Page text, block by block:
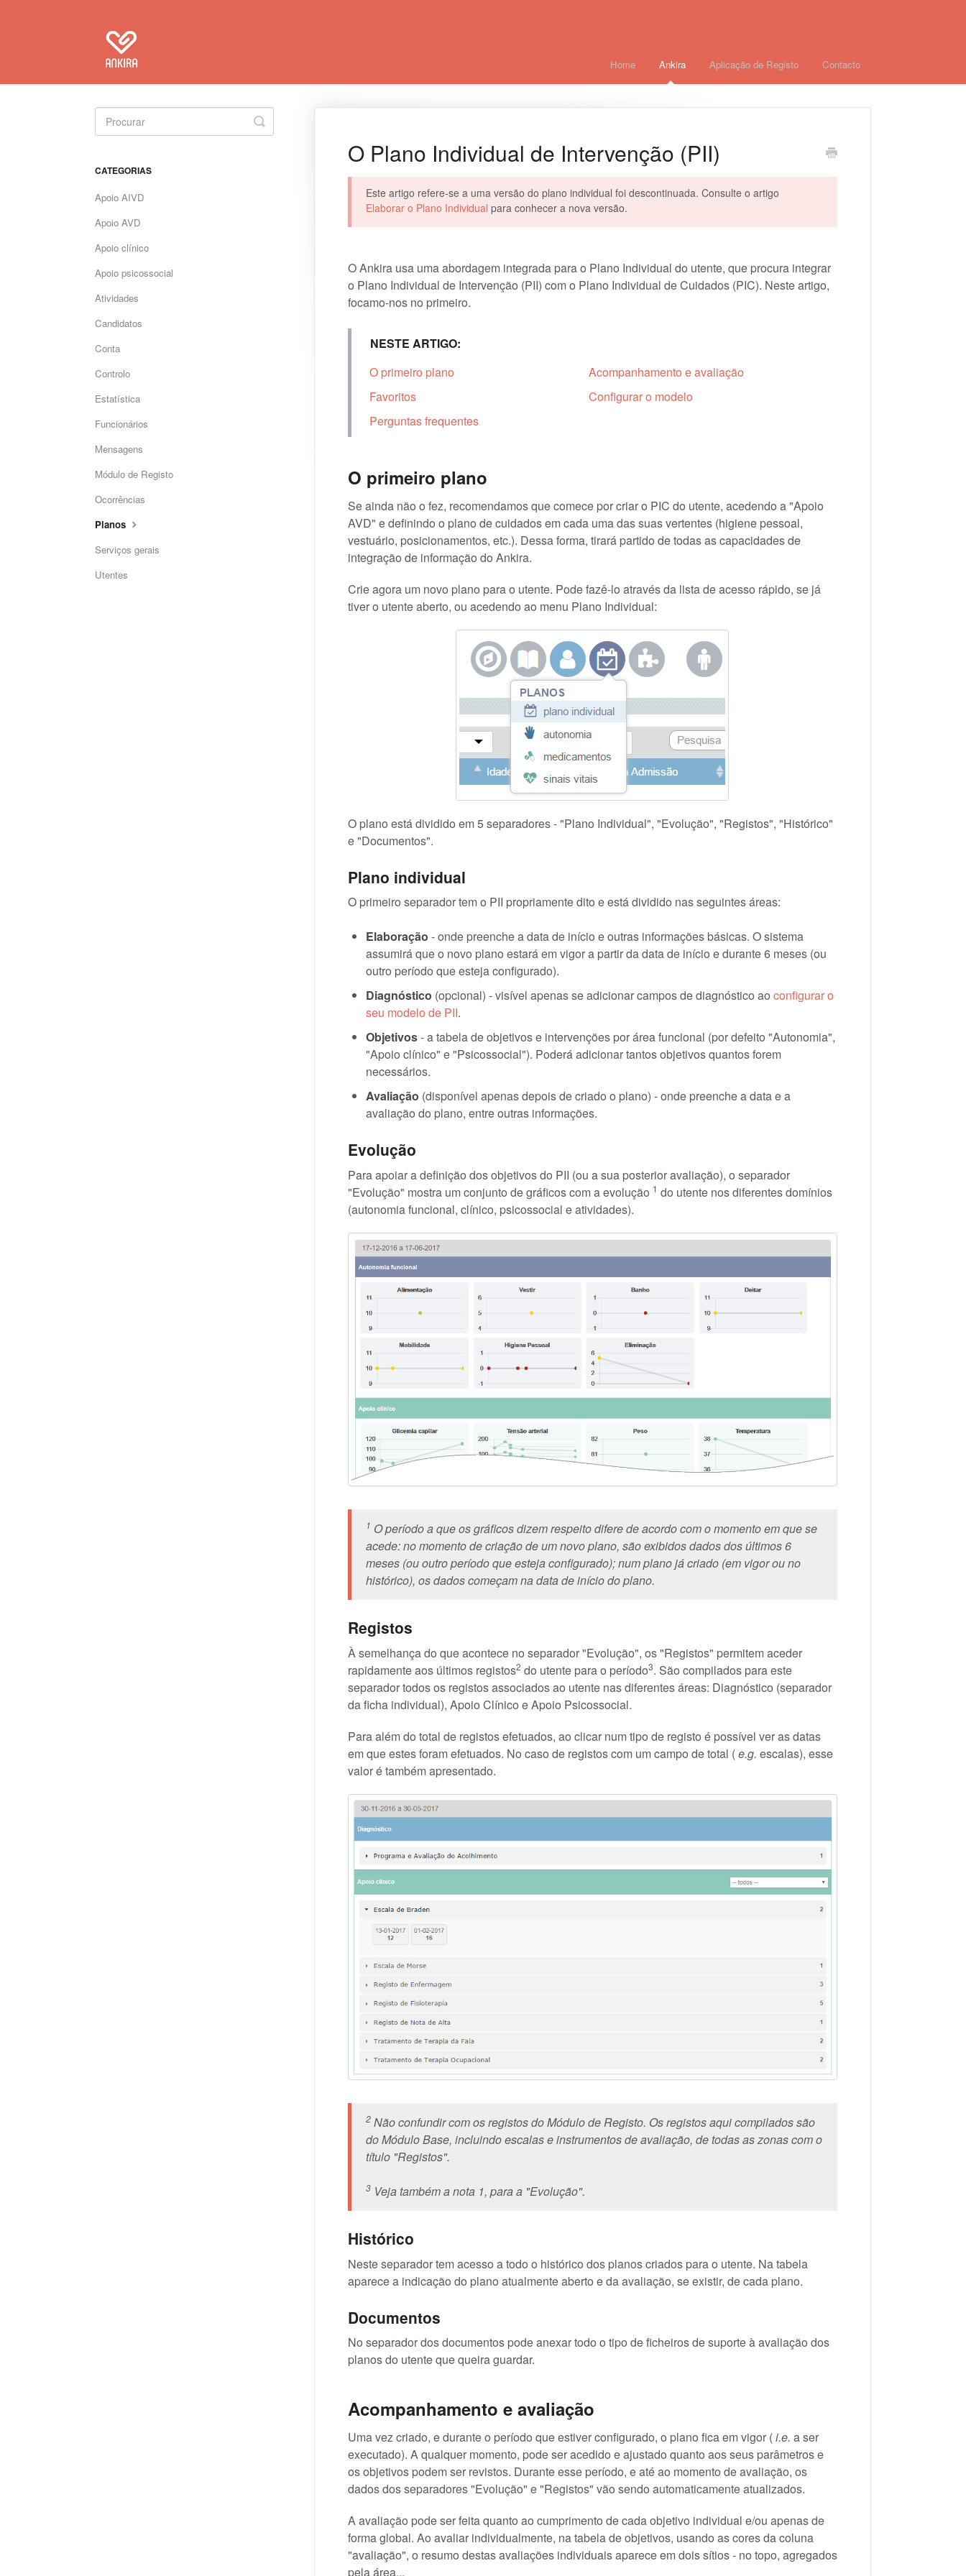
Home Ankira Aplicação de Registo Contacto
O Plano Individual de Intervenção (PII)
Este artigo refere-se a uma versão do plano individual foi descontinuada. Consulte o artigo
Elaborar o Plano Individual para conhecer a nova versão.
O Ankira usa uma abordagem integrada para o Plano Individual do utente, que procura integrar
o Plano Individual de Intervenção (PII) com o Plano Individual de Cuidados (PIC). Neste artigo,
focamo-nos no primeiro.
NESTE ARTIGO:
O primeiro plano
Acompanhamento e avaliação
Favoritos
Configurar o modelo
Perguntas frequentes
O primeiro plano
Se ainda não o fez, recomendamos que comece por criar o PIC do utente, acedendo a "Apoio
AVD" e definindo o plano de cuidados em cada uma das suas vertentes (higiene pessoal,
vestuário, posicionamentos, etc.). Dessa forma, tirará partido de todas as capacidades de
integração de informação do Ankira.
Crie agora um novo plano para o utente. Pode fazê-lo através da lista de acesso rápido, se já
tiver o utente aberto, ou acedendo ao menu Plano Individual:
O plano está dividido em 5 separadores - "Plano Individual", "Evolução", "Registos", "Histórico"
e "Documentos".
Plano individual
O primeiro separador tem o PII propriamente dito e está dividido nas seguintes áreas:
Elaboração - onde preenche a data de início e outras informações básicas. O sistema
assumirá que o novo plano estará em vigor a partir da data de início e durante 6 meses (ou
outro período que esteja configurado).
Diagnóstico (opcional) - visível apenas se adicionar campos de diagnóstico ao configurar o
seu modelo de PII.
Objetivos- a tabela de objetivos e intervenções por área funcional (por defeito "Autonomia",
"Apoio clínico" e "Psicossocial"). Poderá adicionar tantos objetivos quantos forem
necessários.
Avaliação (disponível apenas depois de criado o plano) - onde preenche a data e a
avaliação do plano, entre outras informações.
Evolução
Para apoiar a definição dos objetivos do PII (ou a sua posterior avaliação), o separador
"Evolução" mostra um conjunto de gráficos com a evolução 1 do utente nos diferentes domínios
(autonomia funcional, clínico, psicossocial e atividades).
1 O período a que os gráficos dizem respeito difere de acordo com o momento em que se
acede: no momento de criação de um novo plano, são exibidos dados dos últimos 6
meses (ou outro período que esteja configurado); num plano já criado (em vigor ou no
histórico), os dados começam na data de início do plano.
Registos
À semelhança do que acontece no separador "Evolução", os "Registos" permitem aceder
rapidamente aos últimos registos2 do utente para o período3. São compilados para este
separador todos os registos associados ao utente nas diferentes áreas: Diagnóstico (separador
da ficha individual), Apoio Clínico e Apoio Psicossocial.
Para além do total de registos efetuados, ao clicar num tipo de registo é possível ver as datas
em que estes foram efetuados. No caso de registos com um campo de total (e.g. escalas), esse
valor é também apresentado.
2Não confundir com os registos do Módulo de Registo. Os registos aqui compilados são
do Módulo Base, incluindo escalas e instrumentos de avaliação, de todas as zonas com o
título "Registos".
3Veja também a nota 1, para a "Evolução".
Histórico
Neste separador tem acesso a todo o histórico dos planos criados para o utente. Na tabela
aparece a indicação do plano atualmente aberto e da avaliação, se existir, de cada plano.
Documentos
No separador dos documentos pode anexar todo o tipo de ficheiros de suporte à avaliação dos
planos do utente que queira guardar.
Acompanhamento e avaliação
Uma vez criado, e durante o período que estiver configurado, o plano fica em vigor (i.e. a ser
executado). A qualquer momento, pode ser acedido e ajustado quanto aos seus parâmetros e
os objetivos podem ser revistos. Durante esse período, e até ao momento de avaliação, os
dados dos separadores "Evolução" e "Registos" vão sendo automaticamente atualizados.
A avaliação pode ser feita quanto ao cumprimento de cada objetivo individual e/ou apenas de
forma global. Ao avaliar individualmente, na tabela de objetivos, usando as cores da coluna
"avaliação", o resumo destas avaliações individuais aparece em dois sítios - no topo, agregados
pela área...
Toggle Search
CATEGORIAS
Apoio AIVD
Apoio AVD
Apoio clínico
Apoio psicossocial
Atividades
Candidatos
Conta
Controlo
Estatística
Funcionários
Mensagens
Módulo de Registo
Ocorrências
Planos
Serviços gerais
Utentes